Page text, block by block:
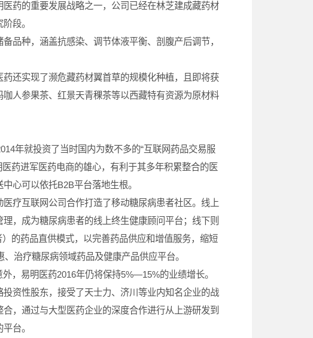
的重要发展战略之一，公司已经在林芝建成藏药材
段。
种，涵盖抗感染、调节体液平衡、剖腹产后调节，
实现了濒危藏药材翼首草的规模化种植，且即将获
人参果茶、红景天青稞茶等以西藏特有资源为原材料
年就投资了当时国内为数不多的“互联网药品交易服
药进军医药电商的雄心，有利于其多年积累整合的医
心可以依托B2B平台落地生根。
互联网公司合作打造了移动糖尿病患者社区。线上
，成为糖尿病患者的线上终生健康顾问平台；线下则
的药品直供模式，以完善药品供应和增值服务，缩短
治疗糖尿病领域药品及健康产品供应平台。
易明医药2016年仍将保持5%—15%的业绩增长。
资性股东，接受了天士力、济川等业内知名企业的战
，通过与大型医药企业的深度合作进行从上游研发到
台。